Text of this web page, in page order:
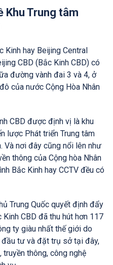
Hải, Hàng
Khu Trung tâm
Kinh hay Beijing Central
CBD (Bắc Kinh CBD) có
đường vành đai 3 và 4, ở
của nước Cộng Hòa Nhân
CBD được định vị là khu
lược Phát triển Trung tâm
Và nơi đây cũng nổi lên như
thông của Cộng hòa Nhân
Bắc Kinh hay CCTV đều có
Trung Quốc quyết định đẩy
CBD đã thu hút hơn 117
ty giàu nhất thế giới do
tư và đặt trụ sở tại đây,
thông, công nghệ